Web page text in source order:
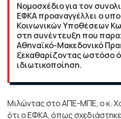
Νομοσχέδιο για τον
ΕΦΚΑ προαναγγέλλει ο
Κοινωνικών Υποθέσεων
στη συνέντευξη που
Αθηναϊκό-Μακεδονικό
ξεκαθαρίζοντας ωστόσο
ιδιωτικοποίηση.
Μιλώντας στο ΑΠΕ-ΜΠΕ, ο κ.
ότι ο ΕΦΚΑ, όπως